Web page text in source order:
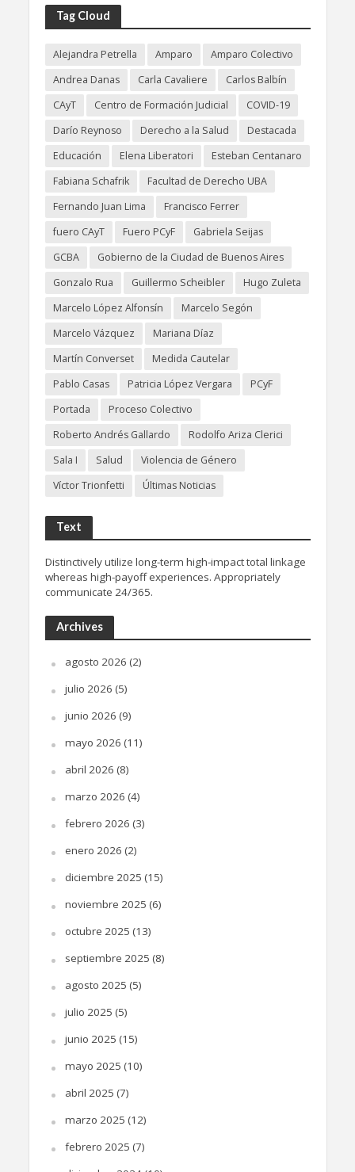
Tag Cloud
Alejandra Petrella Amparo
Amparo Colectivo
Andrea Danas
Carla Cavaliere
Carlos Balbín
CAyT
Centro de Formación Judicial
COVID-19
Darío Reynoso
Derecho a la Salud
Destacada
Educación
Elena Liberatori
Esteban Centanaro
Fabiana Schafrik
Facultad de Derecho UBA
Fernando Juan Lima
Francisco Ferrer
fuero CAyT
Fuero PCyF
Gabriela Seijas
GCBA
Gobierno de la Ciudad de Buenos Aires
Gonzalo Rua
Guillermo Scheibler
Hugo Zuleta
Marcelo López Alfonsín
Marcelo Segón
Marcelo Vázquez
Mariana Díaz
Martín Converset
Medida Cautelar
Pablo Casas
Patricia López Vergara
PCyF
Portada
Proceso Colectivo
Roberto Andrés Gallardo
Rodolfo Ariza Clerici
Sala I
Salud
Violencia de Género
Víctor Trionfetti
Últimas Noticias
Text
Distinctively utilize long-term high-impact total linkage
whereas high-payoff experiences. Appropriately
communicate 24/365.
Archives
agosto 2026 (2)
julio 2026 (5)
junio 2026 (9)
mayo 2026 (11)
abril 2026 (8)
marzo 2026 (4)
febrero 2026 (3)
enero 2026 (2)
diciembre 2025 (15)
noviembre 2025 (6)
octubre 2025 (13)
septiembre 2025 (8)
agosto 2025 (5)
julio 2025 (5)
junio 2025 (15)
mayo 2025 (10)
abril 2025 (7)
marzo 2025 (12)
febrero 2025 (7)